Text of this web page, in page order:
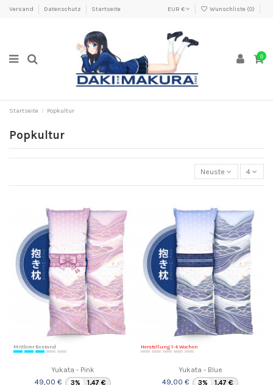
Versand Datenschutz Startseite EUR € Wunschliste (0)
0
Startseite Popkultur
Popkultur
Neuste 4
Mittlerer Bestand
Yukata - Pink
49,00 €
3% 1,47 €
Herstellung 1-4 Wochen
Yukata - Blue
49,00 €
3% 1,47 €